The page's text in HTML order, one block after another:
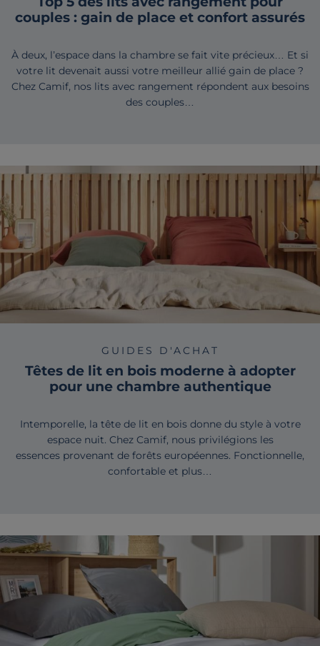
couples : gain de place et confort assurés
À deux, l’espace dans la chambre se fait vite précieux… Et si
votre lit devenait aussi votre meilleur allié gain de place ?
Chez Camif, nos lits avec rangement répondent aux besoins
des couples…
GUIDES D'ACHAT
Têtes de lit en bois moderne à adopter
pour une chambre authentique
Intemporelle, la tête de lit en bois donne du style à votre
espace nuit. Chez Camif, nous privilégions les
essences provenant de forêts européennes. Fonctionnelle,
confortable et plus…